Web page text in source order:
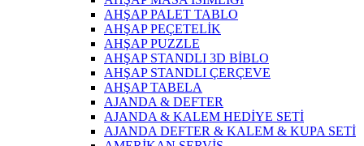
AHŞAP PALET TABLO
AHŞAP PEÇETELİK
AHŞAP PUZZLE
AHŞAP STANDLI 3D BİBLO
AHŞAP STANDLI ÇERÇEVE
AHŞAP TABELA
AJANDA & DEFTER
AJANDA & KALEM HEDİYE SETİ
AJANDA DEFTER & KALEM & KUPA SETİ